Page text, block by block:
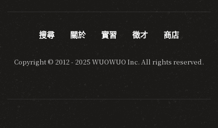
搜尋 關於 實習 徵才 商店
Copyright © 2012 - 2025 WUOWUO Inc. All rights reserved.